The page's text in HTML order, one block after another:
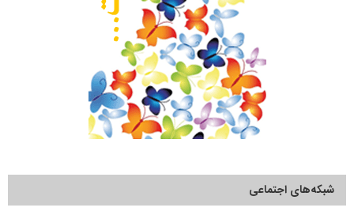
شبکه‌های اجتماعی